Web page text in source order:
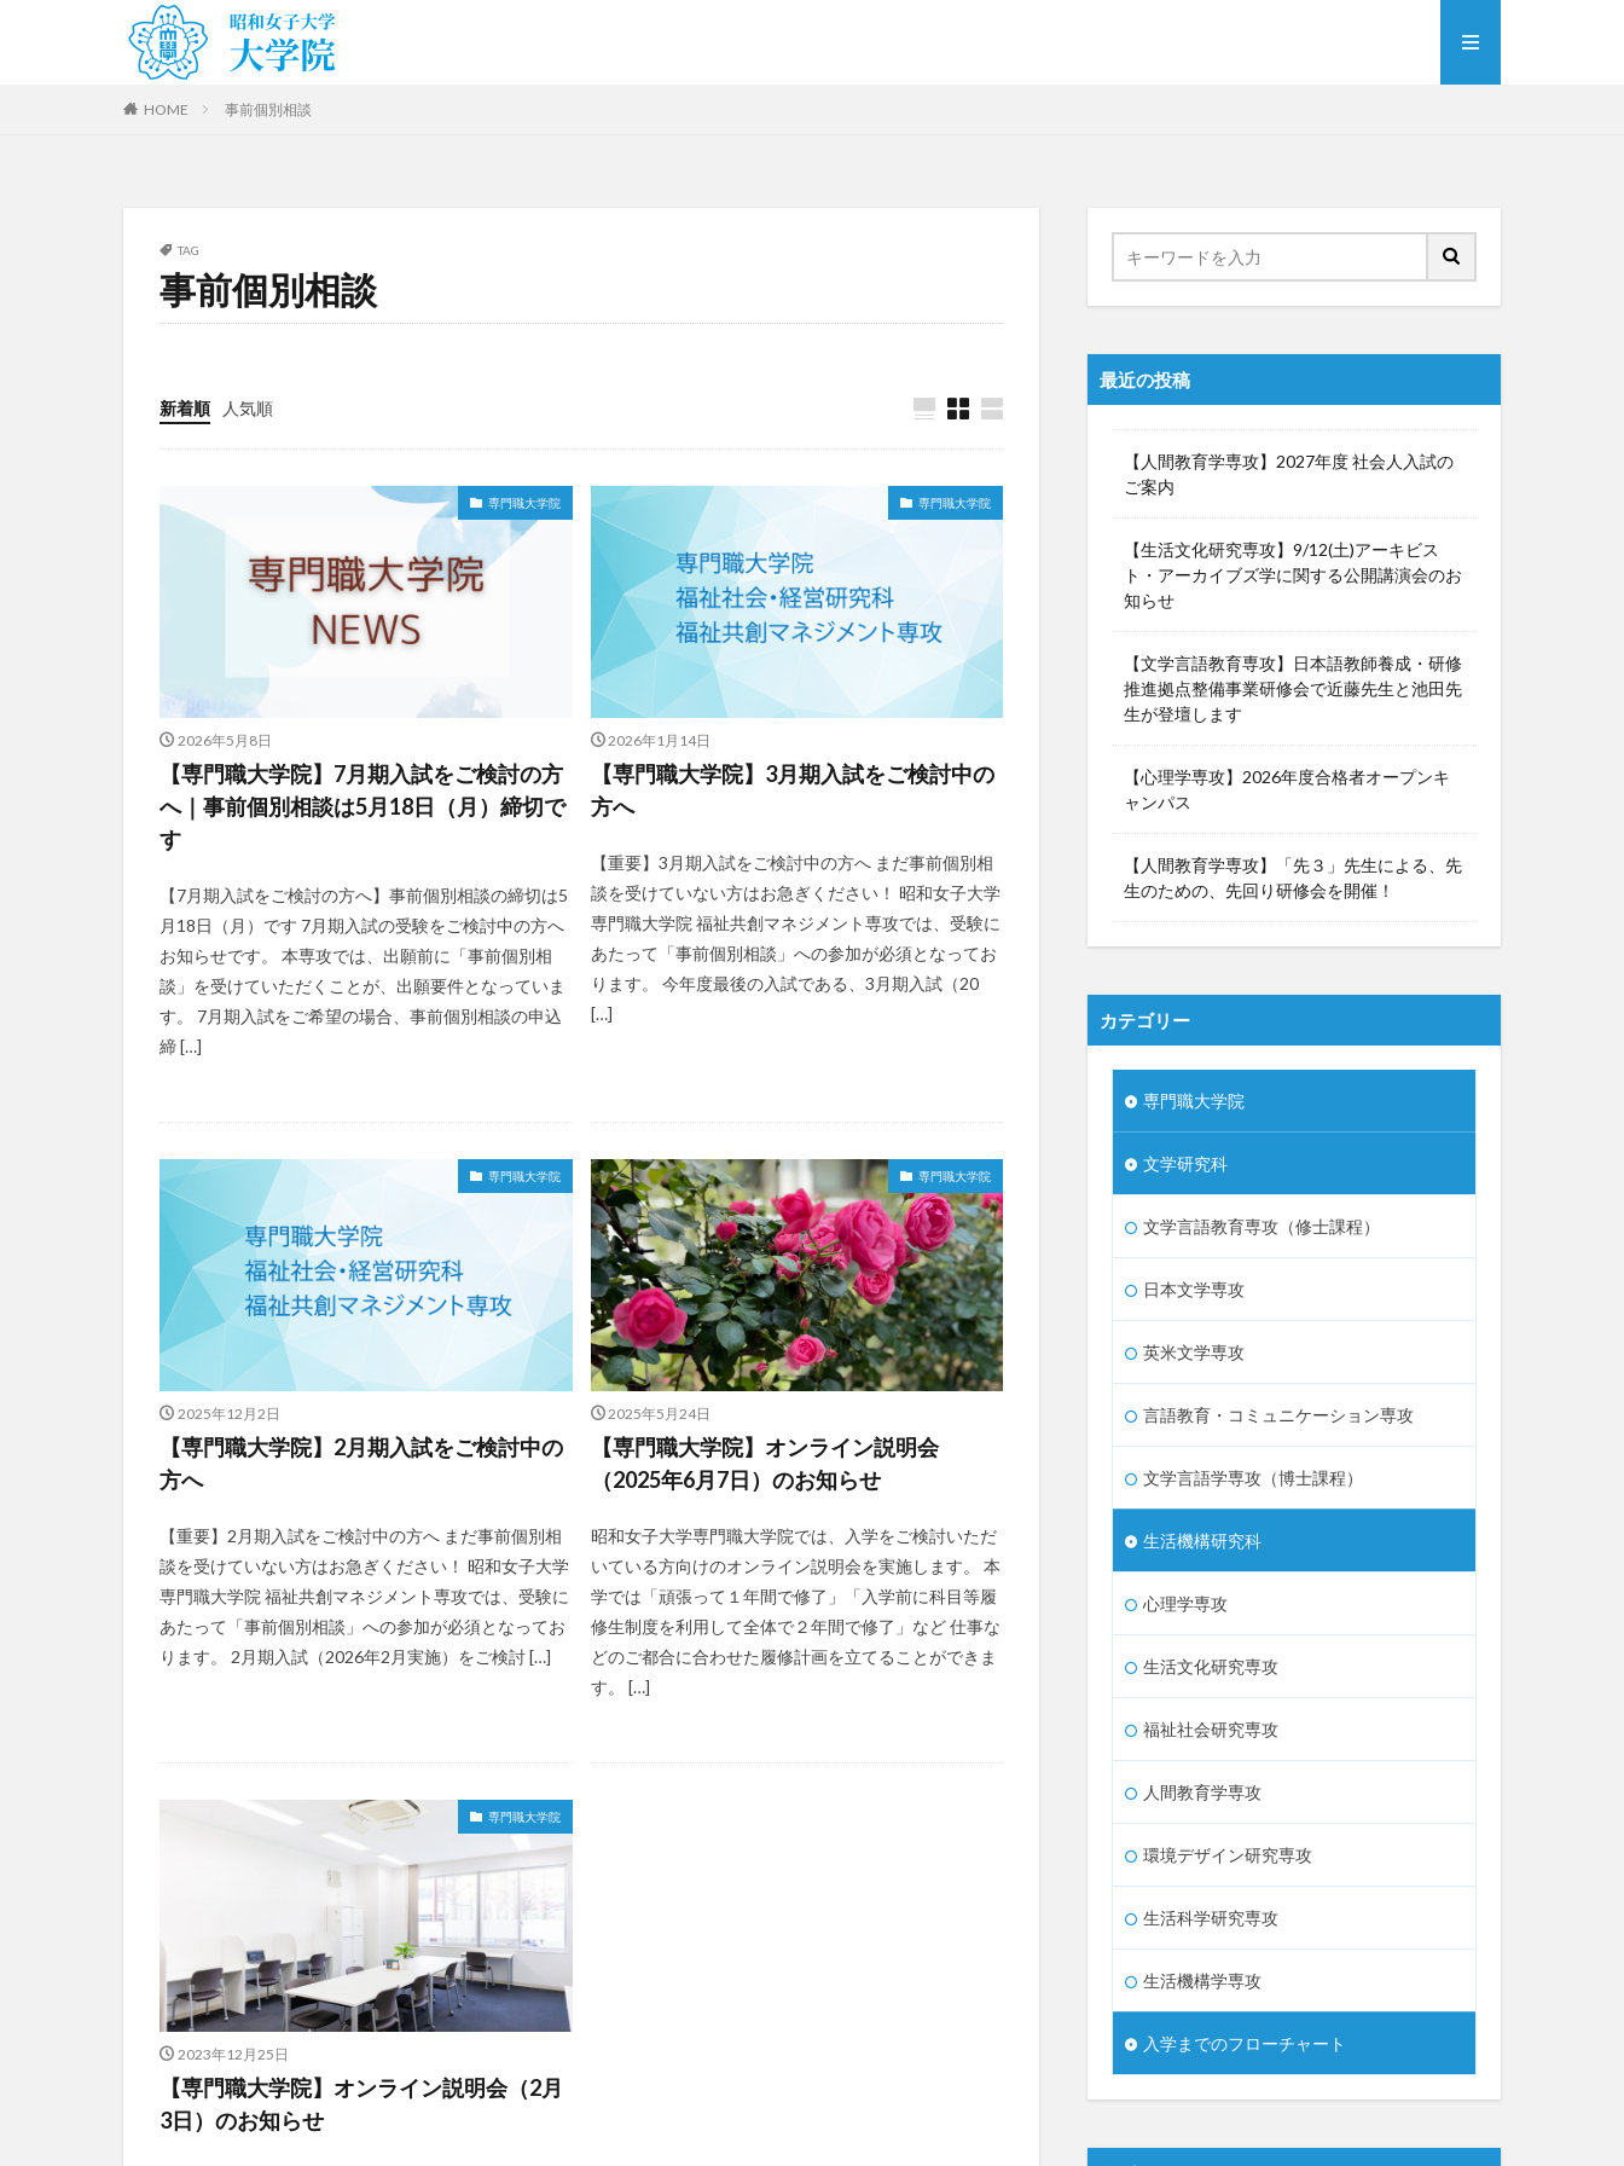
HOME 事前個別相談
TAG
事前個別相談
新着順 人気順
専門職大学院
2026年5月8日
【専門職大学院】7月期入試をご検討の方
へ｜事前個別相談は5月18日（月）締切で
す
【7月期入試をご検討の方へ】事前個別相談の締切は5
月18日（月）です 7月期入試の受験をご検討中の方へ
お知らせです。 本専攻では、出願前に「事前個別相
談」を受けていただくことが、出願要件となっていま
す。 7月期入試をご希望の場合、事前個別相談の申込
締 […]
専門職大学院
2026年1月14日
【専門職大学院】3月期入試をご検討中の
方へ
【重要】3月期入試をご検討中の方へ まだ事前個別相
談を受けていない方はお急ぎください！ 昭和女子大学
専門職大学院 福祉共創マネジメント専攻では、受験に
あたって「事前個別相談」への参加が必須となってお
ります。 今年度最後の入試である、3月期入試（20
[…]
専門職大学院
2025年12月2日
【専門職大学院】2月期入試をご検討中の
方へ
【重要】2月期入試をご検討中の方へ まだ事前個別相
談を受けていない方はお急ぎください！ 昭和女子大学
専門職大学院 福祉共創マネジメント専攻では、受験に
あたって「事前個別相談」への参加が必須となってお
ります。 2月期入試（2026年2月実施）をご検討 […]
専門職大学院
2025年5月24日
【専門職大学院】オンライン説明会
（2025年6月7日）のお知らせ
昭和女子大学専門職大学院では、入学をご検討いただ
いている方向けのオンライン説明会を実施します。 本
学では「頑張って１年間で修了」「入学前に科目等履
修生制度を利用して全体で２年間で修了」など 仕事な
どのご都合に合わせた履修計画を立てることができま
す。 […]
専門職大学院
2023年12月25日
【専門職大学院】オンライン説明会（2月
3日）のお知らせ
最近の投稿
【人間教育学専攻】2027年度 社会人入試の
ご案内
【生活文化研究専攻】9/12(土)アーキビス
ト・アーカイブズ学に関する公開講演会のお
知らせ
【文学言語教育専攻】日本語教師養成・研修
推進拠点整備事業研修会で近藤先生と池田先
生が登壇します
【心理学専攻】2026年度合格者オープンキ
ャンパス
【人間教育学専攻】「先３」先生による、先
生のための、先回り研修会を開催！
カテゴリー
専門職大学院
文学研究科
文学言語教育専攻（修士課程）
日本文学専攻
英米文学専攻
言語教育・コミュニケーション専攻
文学言語学専攻（博士課程）
生活機構研究科
心理学専攻
生活文化研究専攻
福祉社会研究専攻
人間教育学専攻
環境デザイン研究専攻
生活科学研究専攻
生活機構学専攻
入学までのフローチャート